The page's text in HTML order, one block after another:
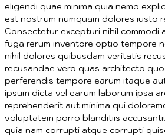
eligendi quae minima quia nemo
est nostrum numquam dolores iusto
Consectetur excepturi nihil commodi
fuga rerum inventore optio tempore
nihil dolores quibusdam veritatis
recusandae vero quas architecto
perferendis tempore earum itaque
ipsum dicta vel earum laborum ipsa
reprehenderit aut minima qui
voluptatem porro blanditiis
quia nam corrupti atque corrupti